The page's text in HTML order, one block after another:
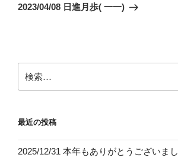
ゲ
ン
の
2023/04/08 日進月歩( 一一)
索:
最近の投稿
2025/12/31 本年もありがとうございまし